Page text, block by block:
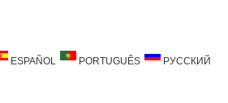
ESPAÑOL PORTUGUÊS РУССКИЙ